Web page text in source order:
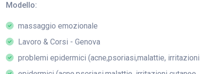
Modello:
massaggio emozionale
Lavoro & Corsi - Genova
problemi epidermici (acne,psoriasi,malattie, irritazioni